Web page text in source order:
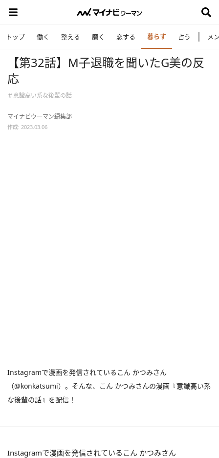
トップ 働く 整える 磨く 恋する 暮らす 占う メ
【第32話】M子退職を聞いたG美の反
応
＃意識高い系な後輩の話
マイナビウーマン編集部
作成: 2023.03.06
Instagramで漫画を発信されているこん かつみさん
（@konkatsumi）。そんな、こん かつみさんの漫画『意識高い系
な後輩の話』を配信！
Instagramで漫画を発信されているこん かつみさん